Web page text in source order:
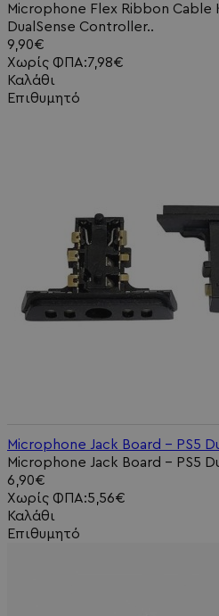
Microphone Flex Ribbon Cable
DualSense Controller..
9,90€
Χωρίς ΦΠΑ:7,98€
Καλάθι
Επιθυμητό
Microphone Jack Board - PS5
Microphone Jack Board - PS5
6,90€
Χωρίς ΦΠΑ:5,56€
Καλάθι
Επιθυμητό